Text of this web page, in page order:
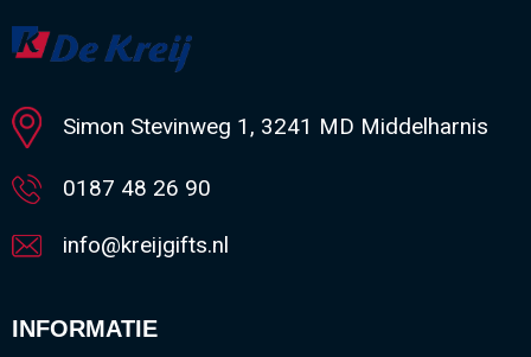
Minimale afname: 1
Simon Stevinweg 1, 3241 MD Middelharnis
0187 48 26 90
info@kreijgifts.nl
INFORMATIE